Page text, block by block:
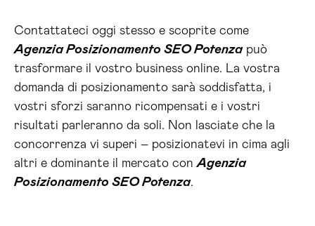
Contattateci oggi stesso e scoprite come
Agenzia Posizionamento SEO Potenzapuò
trasformare il vostro business online. La vostra
domanda di posizionamento sarà soddisfatta, i
vostri sforzi saranno ricompensati e i vostri
risultati parleranno da soli. Non lasciate che la
concorrenza vi superi – posizionatevi in cima agli
altri e dominante il mercato conAgenzia
Posizionamento SEO Potenza.